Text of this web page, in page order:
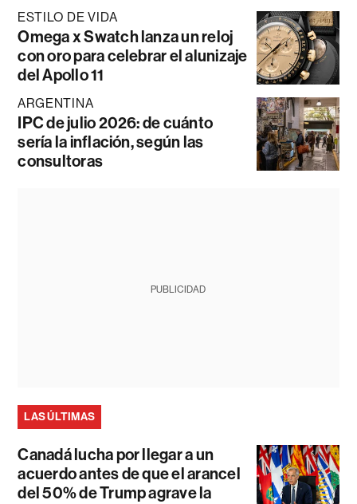
ESTILO DE VIDA
Omega x Swatch lanza un reloj
con oro para celebrar el alunizaje
del Apollo 11
ARGENTINA
IPC de julio 2026: de cuánto
sería la inflación, según las
consultoras
PUBLICIDAD
LAS ÚLTIMAS
Canadá lucha por llegar a un
acuerdo antes de que el arancel
del 50% de Trump agrave la